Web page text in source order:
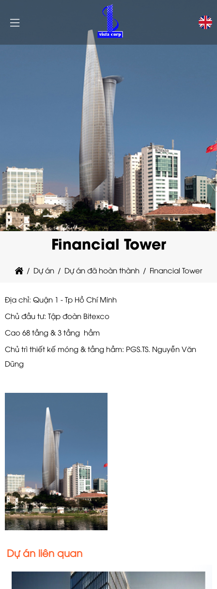
Financial Tower
Dự án Dự án đã hoàn thành Financial Tower
Địa chỉ: Quận 1 - Tp Hồ Chí Minh
Chủ đầu tư: Tập đoàn Bitexco
Cao 68 tầng & 3 tầng hầm
Chủ trì thiết kế móng & tầng hầm: PGS.TS. Nguyễn Văn
Dũng
Dự án liên quan